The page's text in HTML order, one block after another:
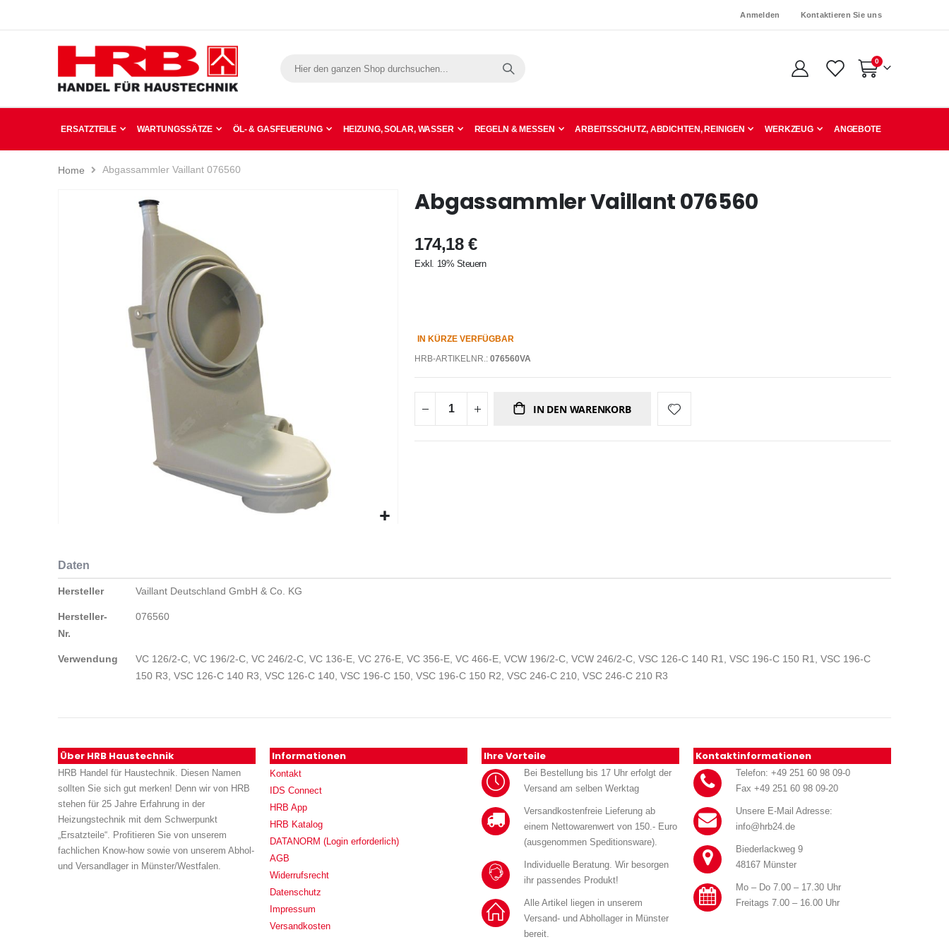
Anmelden Kontaktieren Sie uns
Warenkorb
0Artikel
ERSATZTEILE WARTUNGSSÄTZE ÖL- & GASFEUERUNG HEIZUNG, SOLAR, WASSER REGELN & MESSEN ARBEITSSCHUTZ, ABDICHTEN, REINIGEN WERKZEUG ANGEBOTE
Home Abgassammler Vaillant 076560
der
Bildergalerie
Abgassammler Vaillant 076560
174,18 €
Exkl. 19% Steuern
IN KÜRZE VERFÜGBAR
HRB-ARTIKELNR.:076560VA
IN DEN WARENKORB
Daten
Daten
Hersteller Vaillant Deutschland GmbH & Co. KG
Hersteller-
Nr.
076560
Verwendung
VC 126/2-C, VC 196/2-C, VC 246/2-C, VC 136-E, VC 276-E, VC 356-E, VC 466-E, VCW 196/2-C, VCW 246/2-C, VSC 126-C 140 R1, VSC 196-C 150 R1, VSC 196-C
150 R3, VSC 126-C 140 R3, VSC 126-C 140, VSC 196-C 150, VSC 196-C 150 R2, VSC 246-C 210, VSC 246-C 210 R3
Über HRB Haustechnik
HRB Handel für Haustechnik. Diesen Namen
sollten Sie sich gut merken! Denn wir von HRB
stehen für 25 Jahre Erfahrung in der
Heizungstechnik mit dem Schwerpunkt
„Ersatzteile“. Profitieren Sie von unserem
fachlichen Know-how sowie von unserem Abhol-
und Versandlager in Münster/Westfalen.
Informationen
Kontakt
IDS Connect
HRB App
HRB Katalog
DATANORM (Login erforderlich)
AGB
Widerrufsrecht
Datenschutz
Impressum
Versandkosten
Ihre Vorteile
Bei Bestellung bis 17 Uhr erfolgt der
Versand am selben Werktag
Versandkostenfreie Lieferung ab
einem Nettowarenwert von 150.- Euro
(ausgenommen Speditionsware).
Individuelle Beratung. Wir besorgen
ihr passendes Produkt!
Alle Artikel liegen in unserem
Versand- und Abhollager in Münster
bereit.
Kontaktinformationen
Telefon: +49 251 60 98 09-0
Fax +49 251 60 98 09-20
Unsere E-Mail Adresse:
info@hrb24.de
Biederlackweg 9
48167 Münster
Mo – Do 7.00 – 17.30 Uhr
Freitags 7.00 – 16.00 Uhr